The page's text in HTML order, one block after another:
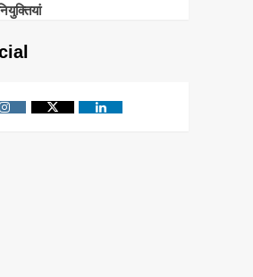
InstagramTwitter Linkedin